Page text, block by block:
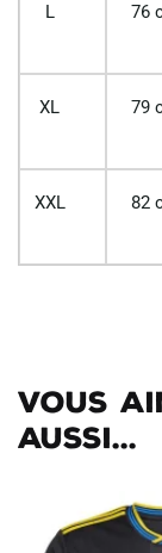
L 76
XL 79
XXL 82
Vous
aussi...